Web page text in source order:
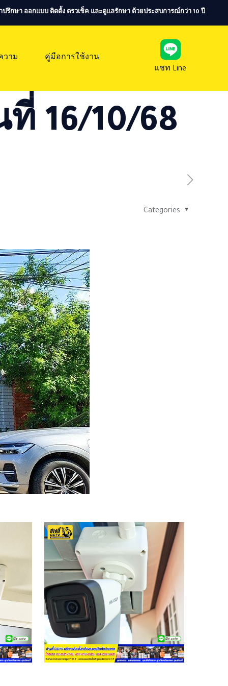
ปรึกษา ออกแบบ ติดตั้ง ตรวเช็ค และดูแลรักษา ด้วยประสบการณ์กว่า 10 ปี
วาม
คู่มือการใช้งาน
แชท Line
16/10/68
Categories